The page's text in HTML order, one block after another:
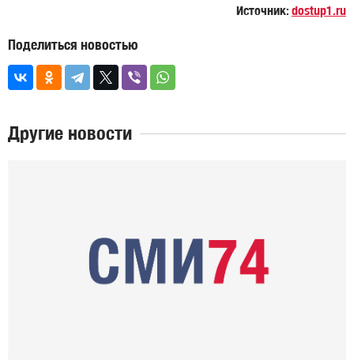
Источник: dostup1.ru
Поделиться новостью
Другие новости